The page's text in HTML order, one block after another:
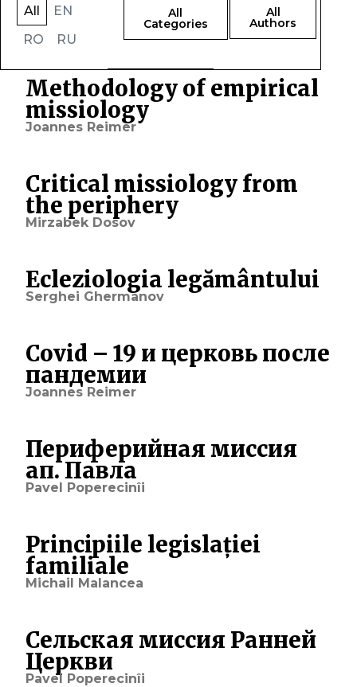
EN
RO
RU
All All
Categories
All
Authors
Methodology of empirical
missiology
Joannes Reimer
Critical missiology from
the periphery
Mirzabek Dosov
Ecleziologia legământului
Serghei Ghermanov
Covid – 19 и церковь после
пандемии
Joannes Reimer
Периферийная миссия
ап. Павла
Pavel Poperecinîi
Principiile legislației
familiale
Michail Malancea
Сельская миссия Ранней
Церкви
Pavel Poperecinîi